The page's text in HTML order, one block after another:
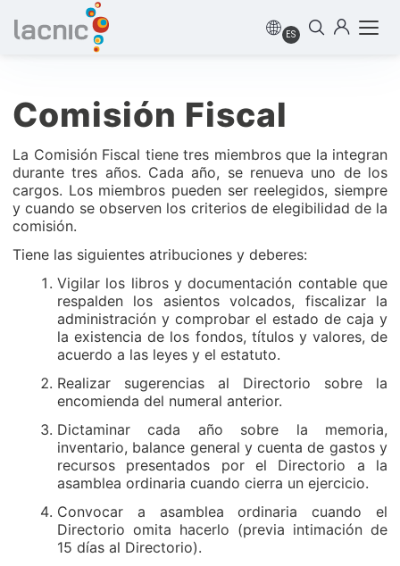
ES
Comisión Fiscal
La Comisión Fiscal tiene tres miembros que la integran
durante tres años. Cada año, se renueva uno de los
cargos. Los miembros pueden ser reelegidos, siempre
y cuando se observen los criterios de elegibilidad de la
comisión.
Tiene las siguientes atribuciones y deberes:
Vigilar los libros y documentación contable que
respalden los asientos volcados, fiscalizar la
administración y comprobar el estado de caja y
la existencia de los fondos, títulos y valores, de
acuerdo a las leyes y el estatuto.
Realizar sugerencias al Directorio sobre la
encomienda del numeral anterior.
Dictaminar cada año sobre la memoria,
inventario, balance general y cuenta de gastos y
recursos presentados por el Directorio a la
asamblea ordinaria cuando cierra un ejercicio.
Convocar a asamblea ordinaria cuando el
Directorio omita hacerlo (previa intimación de
15 días al Directorio).